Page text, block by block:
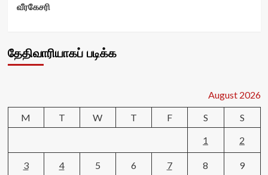
வீரகேசரி
தேதிவாரியாகப் படிக்க
August 2026
M
T W T F S
S
1
2
3 4 5 6 7 8 9